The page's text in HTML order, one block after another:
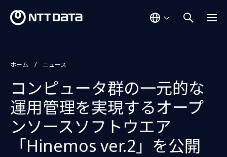
ホーム ニュース
コンピュータ群の一元的な
運用管理を実現するオープ
ンソースソフトウエア
「Hinemos ver.2」を公開